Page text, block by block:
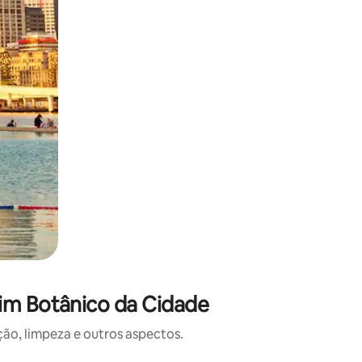
Botânico da Cidade
limpeza e outros aspectos.